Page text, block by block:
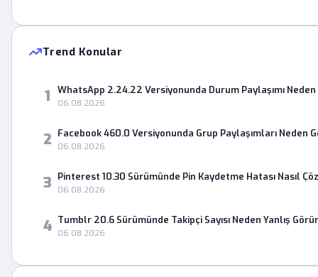
Trend Konular
1 WhatsApp 2.24.22 Versiyonunda Durum Paylaşımı
06.08.2026
2 Facebook 460.0 Versiyonunda Grup Paylaşımları Neden
06.08.2026
3 Pinterest 10.30 Sürümünde Pin Kaydetme Hatası Nasıl
06.08.2026
4 Tumblr 20.6 Sürümünde Takipçi Sayısı Neden Yanlış
06.08.2026